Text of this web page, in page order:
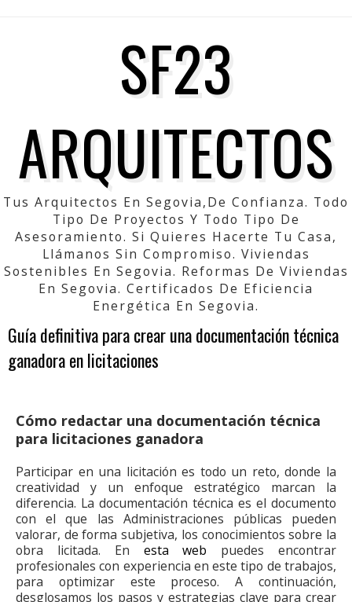
SF23
ARQUITECTOS
Tus Arquitectos En Segovia,de Confianza. Todo
Tipo De Proyectos Y Todo Tipo De
Asesoramiento. Si Quieres Hacerte Tu Casa,
Llámanos Sin Compromiso. Viviendas
Sostenibles En Segovia. Reformas De Viviendas
En Segovia. Certificados De Eficiencia
Energética En Segovia.
Guía definitiva para crear una documentación técnica
ganadora en licitaciones
Cómo redactar una documentación técnica
para licitaciones ganadora
Participar en una licitación es todo un reto, donde la
creatividad y un enfoque estratégico marcan la
diferencia. La documentación técnica es el documento
con el que las Administraciones públicas pueden
valorar, de forma subjetiva, los conocimientos sobre la
obra licitada. En esta web puedes encontrar
profesionales con experiencia en este tipo de trabajos,
para optimizar este proceso. A continuación,
desglosamos los pasos y estrategias clave para crear